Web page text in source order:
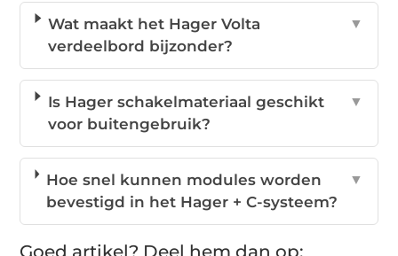
Wat maakt het Hager Volta
verdeelbord bijzonder?
▼
Is Hager schakelmateriaal geschikt
voor buitengebruik?
▼
Hoe snel kunnen modules worden
bevestigd in het Hager + C-systeem?
▼
Goed artikel? Deel hem dan op: